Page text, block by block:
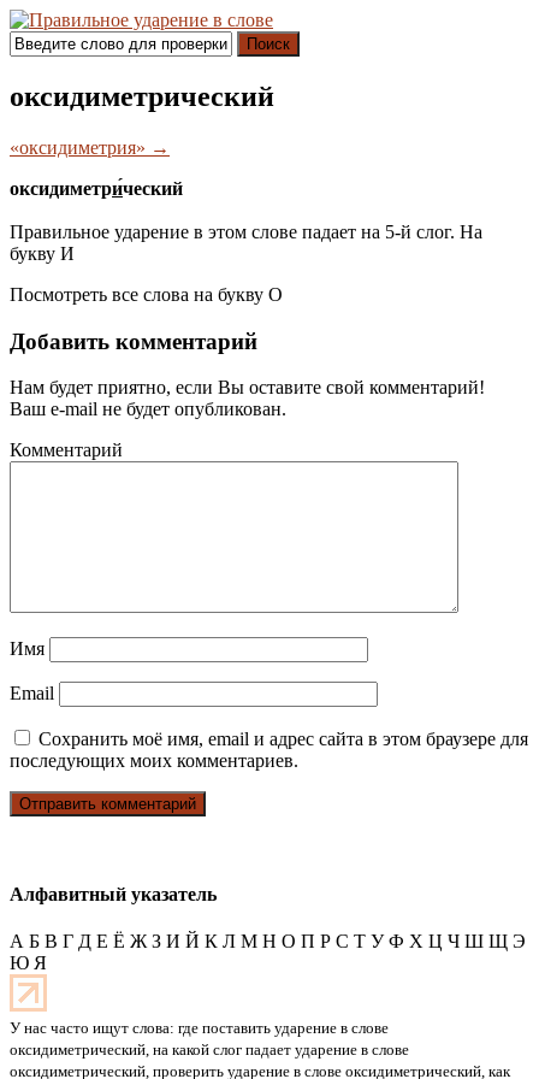
Поиск
оксидиметрический
«оксидиметрия» →
оксидиметри́ческий
Правильное ударение в этом слове падает на 5-й слог. На
букву И
Посмотреть все слова на букву О
Добавить комментарий
Нам будет приятно, если Вы оставите свой комментарий!
Ваш e-mail не будет опубликован.
Комментарий
Имя
Email
Сохранить моё имя, email и адрес сайта в этом браузере для
последующих моих комментариев.
Алфавитный указатель
А Б В Г Д Е Ё Ж З И Й К Л М Н О П Р С Т У Ф Х Ц Ч Ш Щ Э
Ю Я
У нас часто ищут слова: где поставить ударение в слове
оксидиметрический, на какой слог падает ударение в слове
оксидиметрический, проверить ударение в слове оксидиметрический, как